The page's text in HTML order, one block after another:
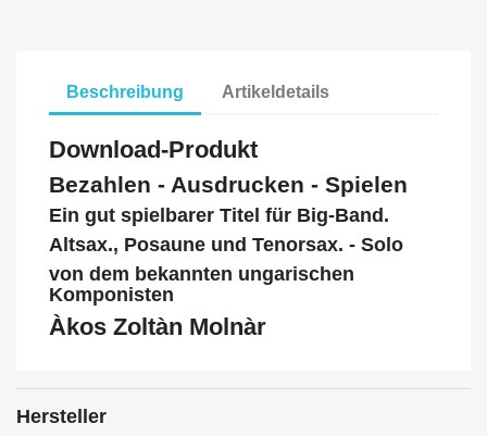
Beschreibung Artikeldetails
Download-Produkt
Bezahlen - Ausdrucken - Spielen
Ein gut spielbarer Titel für Big-Band.
Altsax., Posaune und Tenorsax. - Solo
von dem bekannten ungarischen
Komponisten
Àkos Zoltàn Molnàr
Hersteller